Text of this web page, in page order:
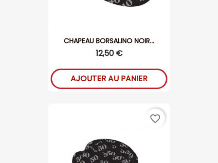
CHAPEAU BORSALINO NOIR...
12,50 €
AJOUTER AU PANIER
favorite_border